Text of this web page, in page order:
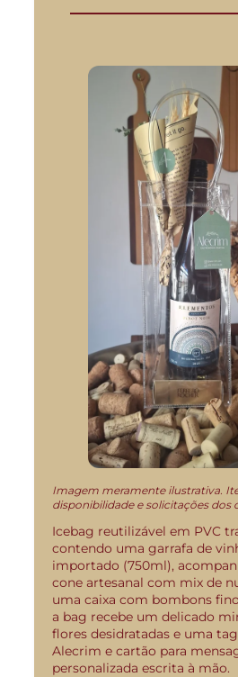
Imagem meramente ilustrativa.
disponibilidade e solicitações dos
Icebag reutilizável em PVC
contendo uma garrafa de
importado (750ml),
cone artesanal com mix de
uma caixa com bombons
a bag recebe um delicado
flores desidratadas e uma
Alecrim e cartão para
personalizada escrita à mão.